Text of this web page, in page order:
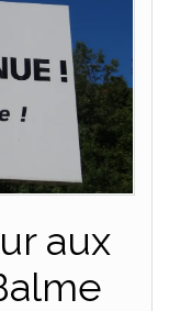
aux